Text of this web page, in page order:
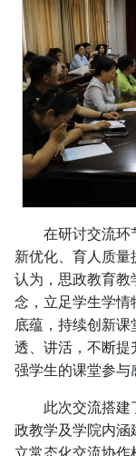
在研讨交流环
新优化、育人质
认为，思政教育教
念，立足学生学情
底蕴，持续创新
透、讲活，不断提
强学生的课堂参与
此次交流搭建
政教学及学院内涵